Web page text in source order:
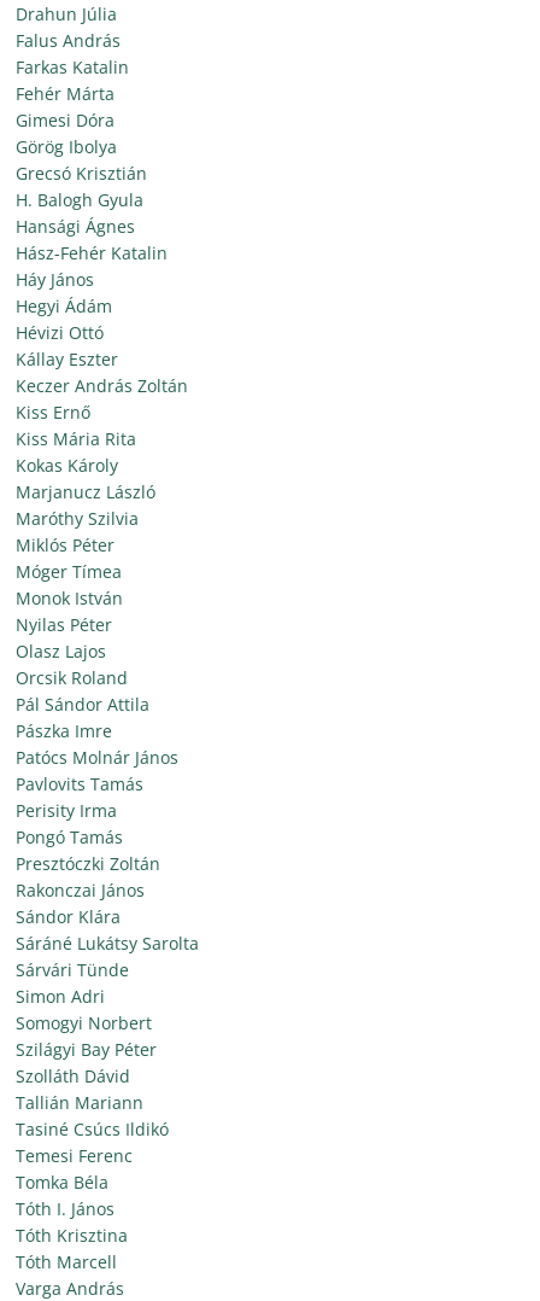
Drahun Júlia
Falus András
Farkas Katalin
Fehér Márta
Gimesi Dóra
Görög Ibolya
Grecsó Krisztián
H. Balogh Gyula
Hansági Ágnes
Hász-Fehér Katalin
Háy János
Hegyi Ádám
Hévizi Ottó
Kállay Eszter
Keczer András Zoltán
Kiss Ernő
Kiss Mária Rita
Kokas Károly
Marjanucz László
Maróthy Szilvia
Miklós Péter
Móger Tímea
Monok István
Nyilas Péter
Olasz Lajos
Orcsik Roland
Pál Sándor Attila
Pászka Imre
Patócs Molnár János
Pavlovits Tamás
Perisity Irma
Pongó Tamás
Presztóczki Zoltán
Rakonczai János
Sándor Klára
Sáráné Lukátsy Sarolta
Sárvári Tünde
Simon Adri
Somogyi Norbert
Szilágyi Bay Péter
Szolláth Dávid
Tallián Mariann
Tasiné Csúcs Ildikó
Temesi Ferenc
Tomka Béla
Tóth I. János
Tóth Krisztina
Tóth Marcell
Varga András